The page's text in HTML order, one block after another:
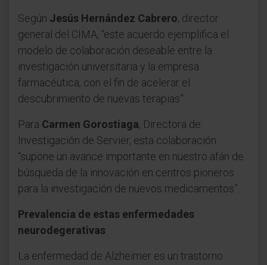
Según Jesús Hernández Cabrero, director
general del CIMA, “este acuerdo ejemplifica el
modelo de colaboración deseable entre la
investigación universitaria y la empresa
farmacéutica, con el fin de acelerar el
descubrimiento de nuevas terapias”.
Para Carmen Gorostiaga, Directora de
Investigación de Servier, esta colaboración
“supone un avance importante en nuestro afán de
búsqueda de la innovación en centros pioneros
para la investigación de nuevos medicamentos”.
Prevalencia de estas enfermedades
neurodegerativas
La enfermedad de Alzheimer es un trastorno